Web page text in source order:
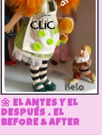
🌼 EL ANTES Y EL
DESPUÉS . EL
BEFORE & AFTER